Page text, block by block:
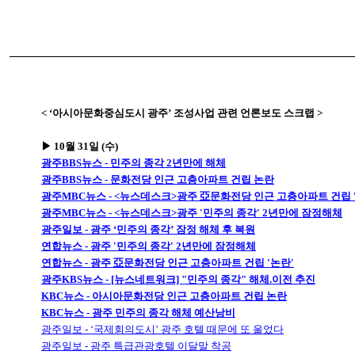
< ‘아시아문화중심도시 광주’ 조성사업 관련 언론보도 스크랩 >
▶ 10월 31일 (수)
광주BBS뉴스 - 민주의 종각 2년만에 해체
광주BBS뉴스 - 문화전당 인근 고층아파트 건립 논란
광주MBC뉴스 - <뉴스데스크>광주 亞문화전당 인근 고층아파트 건립
광주MBC뉴스 - <뉴스데스크>광주 '민주의 종각' 2년만에 잠정해체
광주일보 - 광주 ‘민주의 종각’ 잠정 해체 후 복원
연합뉴스 - 광주 '민주의 종각' 2년만에 잠정해체
연합뉴스 - 광주 亞문화전당 인근 고층아파트 건립 '논란'
광주KBS뉴스 - [뉴스네트워크] "민주의 종각" 해체.이전 추진
KBC뉴스 - 아시아문화전당 인근 고층아파트 건립 논란
KBC뉴스 - 광주 민주의 종각 해체 예산낭비
광주일보 - ‘국제회의도시’ 광주 호텔 때문에 또 울었다
광주일보 - 광주 특급관광호텔 이달말 착공